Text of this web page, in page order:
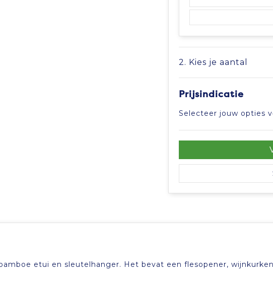
2. Kies je aantal
Prijsindicatie
Selecteer jouw opties
etui en sleutelhanger. Het bevat een flesopener,